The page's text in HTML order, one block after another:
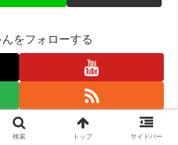
をフォローする
検索 トップ サイドバー